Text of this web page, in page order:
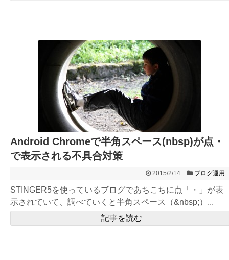
Android Chromeで半角スペース(nbsp)が点・
で表示される不具合対策
2015/2/14 ブログ運用
STINGER5を使っているブログであちこちに点「・」が表
示されていて、調べていくと半角スペース（&nbsp;）...
記事を読む